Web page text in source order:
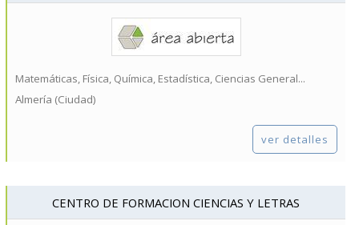
Matemáticas, Física, Química, Estadística, Ciencias General...
Almería (Ciudad)
ver detalles
CENTRO DE FORMACION CIENCIAS Y LETRAS